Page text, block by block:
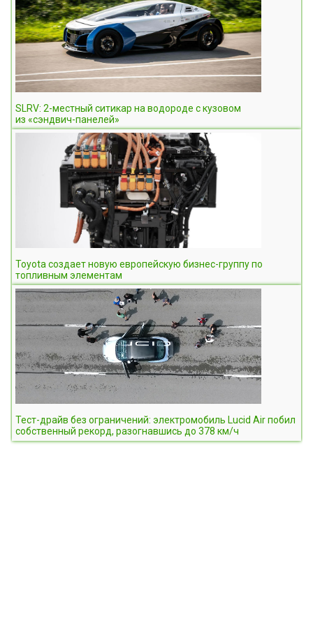
SLRV: 2-местный ситикар на водороде с кузовом
из «сэндвич-панелей»
Toyota создает новую европейскую бизнес-группу по
топливным элементам
Тест-драйв без ограничений: электромобиль Lucid Air побил
собственный рекорд, разогнавшись до 378 км/ч